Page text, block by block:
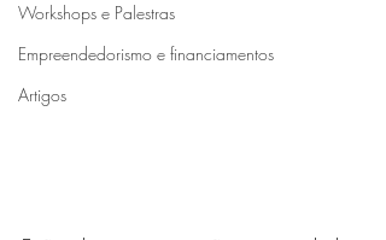
Workshops e Palestras
Empreendedorismo e financiamentos
Artigos